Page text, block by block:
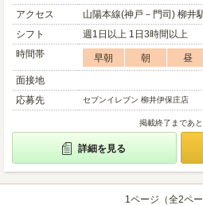
アクセス
山陽本線(神戸－門司) 柳井
シフト
週1日以上 1日3時間以上
時間帯
早朝 朝 昼
面接地
応募先
セブンイレブン 柳井伊保庄店
掲載終了まであ
詳細を見る
1ページ（全2ペー